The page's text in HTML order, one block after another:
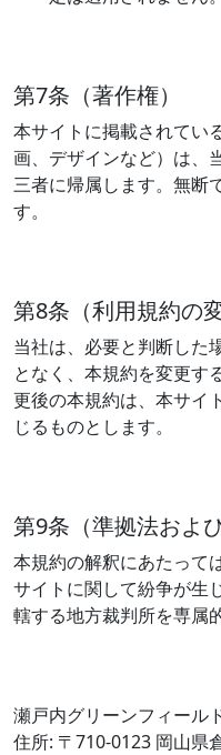
第7条（著作権）
本サイトに掲載されてい
画、デザインなど）は、
三者に帰属します。無断
す。
第8条（利用規約の変
当社は、必要と判断した
となく、本規約を変更す
更後の本規約は、本サイ
じるものとします。
第9条（準拠法およ
本規約の解釈にあたって
サイトに関して紛争が生
轄する地方裁判所を専属
瀬戸内グリーンフィール
住所: 〒710-0123 岡山県